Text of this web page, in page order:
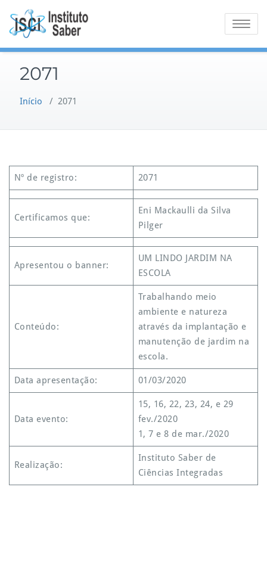
content
Toggle
2071
Início / 2071
Nº de registro: 2071
Certificamos que:
Eni Mackaulli da Silva
Pilger
Apresentou o banner:
UM LINDO JARDIM NA
ESCOLA
Conteúdo:
Trabalhando meio
ambiente e natureza
através da implantação e
manutenção de jardim na
escola.
Data apresentação: 01/03/2020
Data evento:
15, 16, 22, 23, 24, e 29
fev./2020
1, 7 e 8 de mar./2020
Realização:
Instituto Saber de
Ciências Integradas